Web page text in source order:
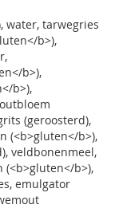
water, tarwegries
b>),
b>),
b>),
(geroosterd),
(<b>gluten</b>),
veldbonenmeel,
(<b>gluten</b>),
emulgator